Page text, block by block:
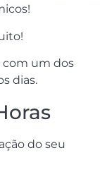
com um dos
dias.
do seu